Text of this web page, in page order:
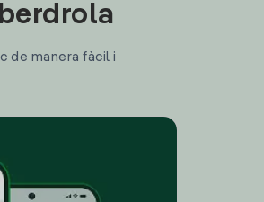
de manera fàcil i